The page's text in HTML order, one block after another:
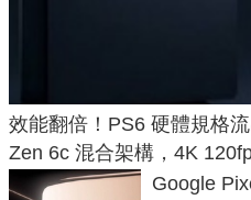
效能翻倍！PS6 硬體規格
Zen 6c 混合架構，4K
Google